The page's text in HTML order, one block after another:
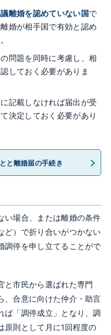
離婚を認めていない国で
婚が相手国で有効と認め
問題を同時に考慮し、相
しておく必要がありま
記載しなければ届出が受
決定しておく必要があり
と離婚届の手続き
い場合、または離婚の条件
ど）で折り合いがつかない
調停を申し立てることがで
と市民から選ばれた専門
、合意に向けた仲介・助言
ば「調停成立」となり、調
原則として月に1回程度の